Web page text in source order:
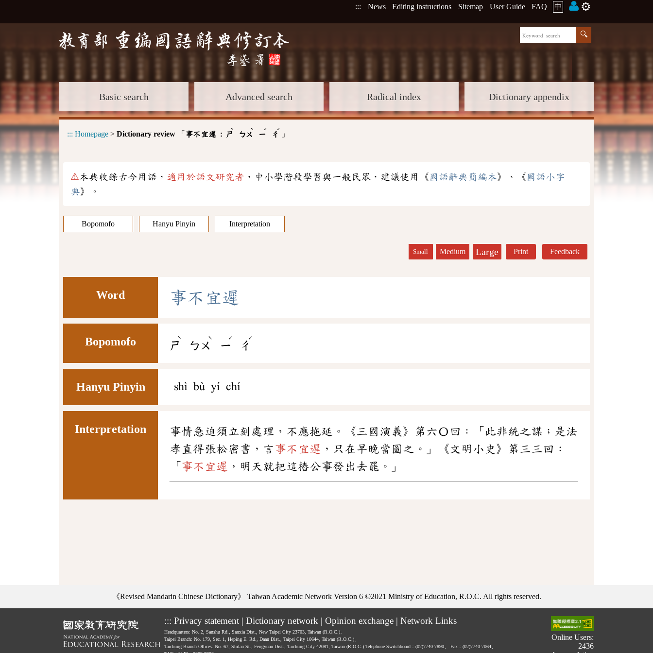
::: News Editing instructions Sitemap User Guide FAQ 中 ⚙️
Basic search Advanced search Radical index Dictionary appendix
::: Homepage > Dictionary review 「 事不宜遲 : ㄕ
ˋ
ㄅㄨ
ˋ
ㄧ
ˊ
ㄔ
ˊ
」
⚠本典收錄古今用語， 適用於語文研究者 ，中小學階段學習與一般民眾，建議使用《 國語辭典簡編本》、《 國語小字
典》。
Bopomofo Hanyu Pinyin Interpretation
Small Medium Large Print Feedback
Word 事不 宜遲
Bopomofo ㄕ
ˋ
ㄅㄨ
ˋ
ㄧ
ˊ
ㄔ
ˊ
Hanyu Pinyin shì bù yí chí
Interpretation
事情急迫須立刻處理，不應拖延。《三國演義》第六〇回：「此非統之謀；是法
孝直得張松密書，言 事不宜遲 ，只在早晚當圖之。」《文明小史》第三三回：
「 事不宜遲 ，明天就把這樁公事發出去罷。」
《Revised Mandarin Chinese Dictionary》 Taiwan Academic Network Version 6 ©2021 Ministry of Education, R.O.C. All rights reserved.
::: Privacy statement | Dictionary network | Opinion exchange | Network Links
Headquarters: No. 2, Sanshu Rd., Sanxia Dist., New Taipei City 23703, Taiwan (R.O.C.)、
Taipei Branch: No. 179, Sec. 1, Heping E. Rd., Daan Dist., Taipei City 10644, Taiwan (R.O.C.)、
Taichung Branch Offices: No. 67, Shifan St., Fengyuan Dist., Taichung City 42081, Taiwan (R.O.C.) Telephone Switchboard：(02)7740-7890、
Fax：(02)7740-7064、
Online Users:
2436